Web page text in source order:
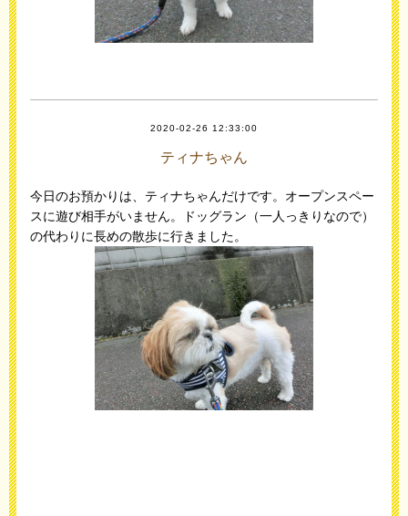
2020-02-26 12:33:00
ティナちゃん
今日のお預かりは、ティナちゃんだけです。オープンスペー
スに遊び相手がいません。ドッグラン（一人っきりなので）
の代わりに長めの散歩に行きました。